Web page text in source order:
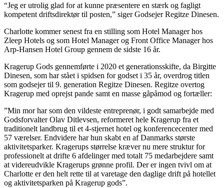
“Jeg er utrolig glad for at kunne præsentere en stærk og fagligt
kompetent driftsdirektør til posten,” siger Godsejer Regitze Dinesen.
Charlotte kommer senest fra en stilling som Hotel Manager hos
Zleep Hotels og som Hotel Manager og Front Office Manager hos
Arp-Hansen Hotel Group gennem de sidste 16 år.
Kragerup Gods gennemførte i 2020 et generationsskifte, da Birgitte
Dinesen, som har stået i spidsen for godset i 35 år, overdrog titlen
som godsejer til 9. generation Regitze Dinesen. Regitze overtog
Kragerup med oprejst pande samt en masse gåpåmod og fortæller:
”Min mor har som den vildeste entreprenør, i godt samarbejde med
Godsforvalter Olav Ditlevsen, reformeret hele Kragerup fra et
traditionelt landbrug til et 4-stjernet hotel og konferencecenter med
57 værelser. Endvidere har hun skabt en af Danmarks største
aktivitetsparker. Kragerups størrelse kræver nu mere struktur for
professionelt at drifte 6 afdelinger med totalt 75 medarbejdere samt
at videreudvikle Kragerups grønne profil. Der er ingen tvivl om at
Charlotte er den helt rette til at varetage den daglige drift på hotellet
og aktivitetsparken på Kragerup gods”.